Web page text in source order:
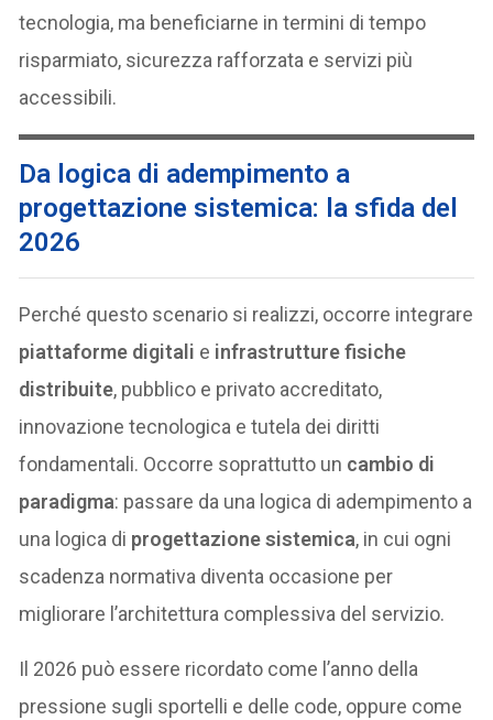
tecnologia, ma beneficiarne in termini di tempo
risparmiato, sicurezza rafforzata e servizi più
accessibili.
Da logica di adempimento a
progettazione sistemica: la sfida del
2026
Perché questo scenario si realizzi, occorre integrare
piattaforme digitali e infrastrutture fisiche
distribuite, pubblico e privato accreditato,
innovazione tecnologica e tutela dei diritti
fondamentali. Occorre soprattutto un cambio di
paradigma: passare da una logica di adempimento a
una logica di progettazione sistemica, in cui ogni
scadenza normativa diventa occasione per
migliorare l’architettura complessiva del servizio.
Il 2026 può essere ricordato come l’anno della
pressione sugli sportelli e delle code, oppure come